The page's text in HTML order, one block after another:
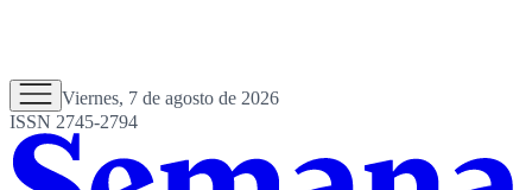
Viernes, 7 de agosto de 2026
ISSN 2745-2794